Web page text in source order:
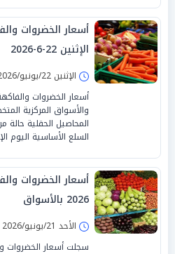
أسعار الخضروات
الإثنين 22-6-2026
الإثنين 22/يونيو/2026 - 08:00 ص
أسعار الخضروات
والأسواق المركزية
المحاصيل الحقلية حالة
السلع الأساسية اليوم الإثنين،
2026 بالأسواق
الأحد 21/يونيو/2026 - 08:30 ص
سجلت أسعار الخضروات